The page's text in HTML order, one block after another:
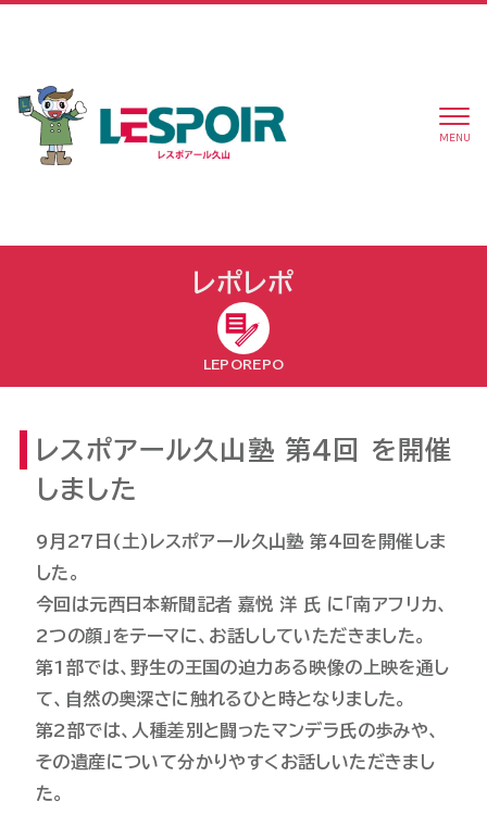
MENU
レポレポ
LEPOREPO
レスポアール久山塾 第4回 を開催
しました
9月27日(土)レスポアール久山塾 第4回を開催しま
した。
今回は元西日本新聞記者 嘉悦 洋 氏 に「南アフリカ、
2つの顔」をテーマに、お話ししていただきました。
第1部では、野生の王国の迫力ある映像の上映を通し
て、自然の奥深さに触れるひと時となりました。
第2部では、人種差別と闘ったマンデラ氏の歩みや、
その遺産について分かりやすくお話しいただきまし
た。